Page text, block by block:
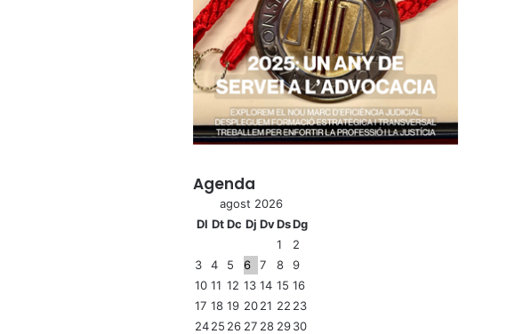
Agenda
agost 2026
Dl Dt Dc Dj DvDsDg
1
2
3
4 5 6 7 8
9
10 11 12 13 14 15 16
17 18 19 2021 22 23
2425 26 27 28 2930